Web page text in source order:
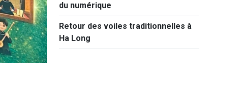
du numérique
Retour des voiles traditionnelles à
Ha Long